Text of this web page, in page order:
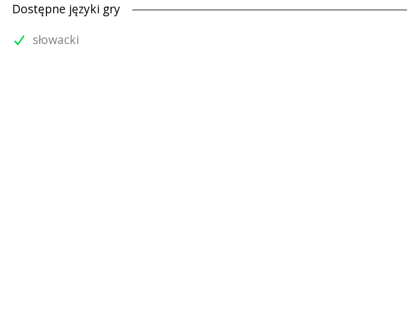
Dostępne języki gry
słowacki